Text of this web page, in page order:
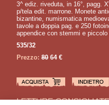
3^ ediz. riveduta, in 16°, pagg.
p/tela edit. marrone. Monete
bizantine, numismatica
tavole a doppia pag. e 250
appendice con stemmi e
535/32
Prezzo: 8064 €
LETTURE